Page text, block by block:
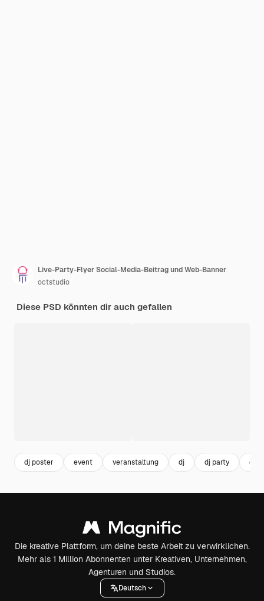
Live-Party-Flyer Social-Media-Beitrag und Web-Banner
octstudio
Diese PSD könnten dir auch gefallen
dj poster event veranstaltung dj dj party
Die kreative Plattform, um deine beste Arbeit zu verwirklichen.
Mehr als 1 Million Abonnenten unter Kreativen, Unternehmen,
Agenturen und Studios.
Deutsch